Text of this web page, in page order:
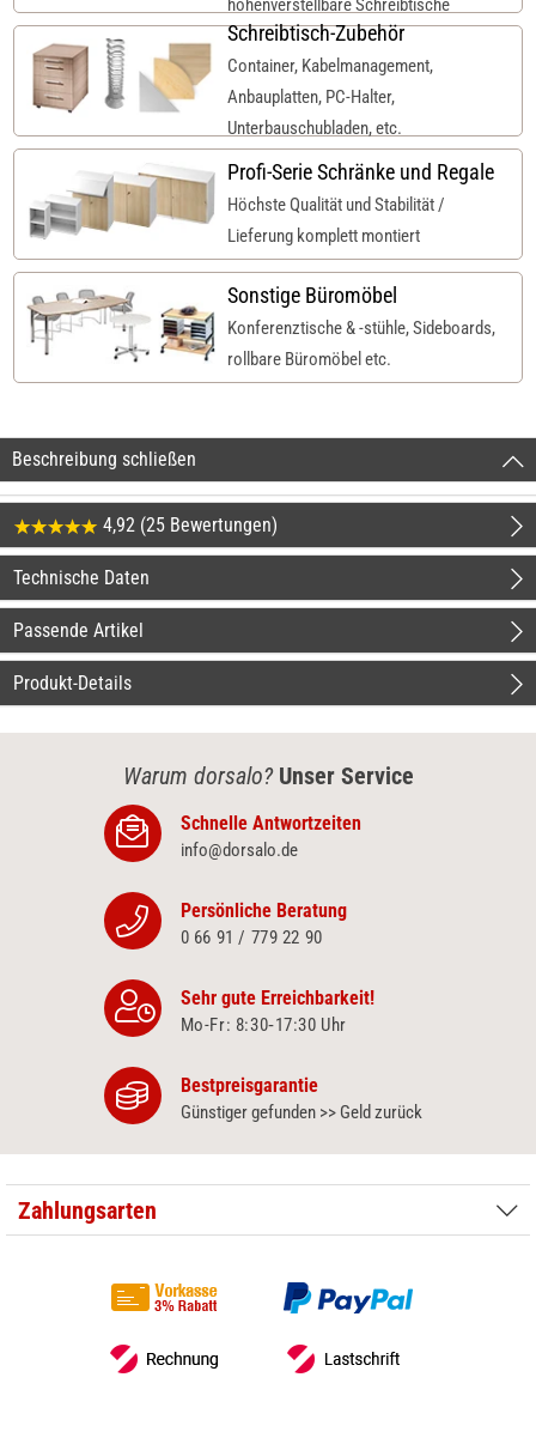
höhenverstellbare Schreibtische
Schreibtisch-Zubehör
Container, Kabelmanagement,
Anbauplatten, PC-Halter,
Unterbauschubladen, etc.
Profi-Serie Schränke und Regale
Höchste Qualität und Stabilität /
Lieferung komplett montiert
Sonstige Büromöbel
Konferenztische & -stühle, Sideboards,
rollbare Büromöbel etc.
Beschreibung schließen
4,92 (25 Bewertungen)
Technische Daten
Passende Artikel
Produkt-Details
Warum dorsalo? Unser Service
Schnelle Antwortzeiten
info@dorsalo.de
Persönliche Beratung
0 66 91 / 779 22 90
Sehr gute Erreichbarkeit!
Mo-Fr: 8:30‑17:30 Uhr
Bestpreisgarantie
Günstiger gefunden >> Geld zurück
Zahlungsarten